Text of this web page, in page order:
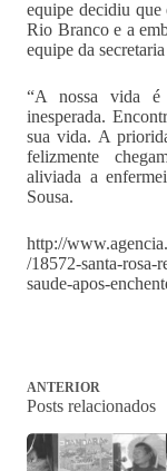
equipe decidiu
Rio Branco e a
equipe da
“A nossa vida é
inesperada.
sua vida. A
felizmente
aliviada a
Sousa.
http://
/18572-santa-rosa-
saude-apos-
ANTERIOR
Posts relacionados